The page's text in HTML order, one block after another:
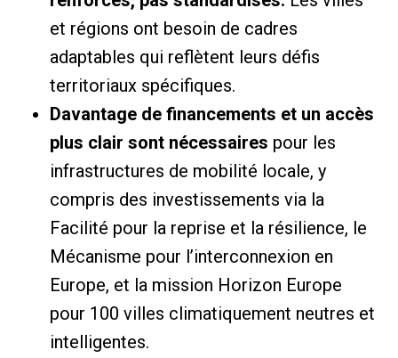
et régions ont besoin de cadres
adaptables qui reflètent leurs défis
territoriaux spécifiques.
Davantage de financements et un accès
plus clair sont nécessaires pour les
infrastructures de mobilité locale, y
compris des investissements via la
Facilité pour la reprise et la résilience, le
Mécanisme pour l’interconnexion en
Europe, et la mission Horizon Europe
pour 100 villes climatiquement neutres et
intelligentes.